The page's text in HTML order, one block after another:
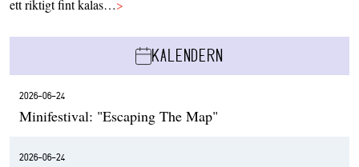
ett riktigt fint kalas…>
KALENDERN
2026-06-24
Minifestival: "Escaping The Map"
2026-06-24